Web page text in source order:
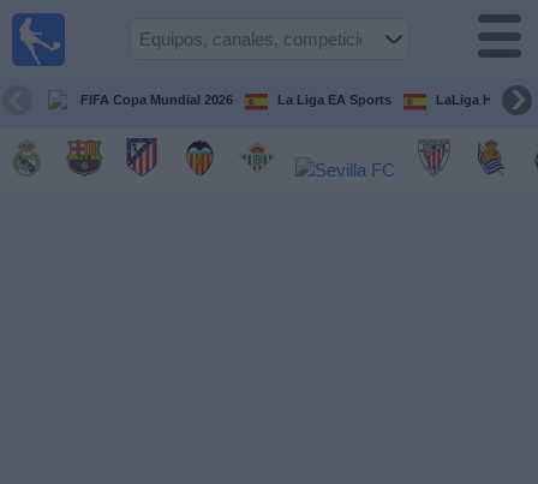
FIFA Copa Mundial 2026 La Liga EA Sports LaLiga
Guía de
Televisados